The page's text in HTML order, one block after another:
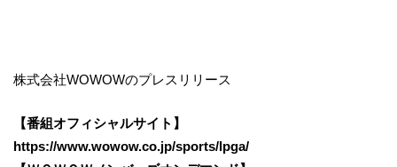
株式会社WOWOWのプレスリリース
【番組オフィシャルサイト】
https://www.wowow.co.jp/sports/lpga/